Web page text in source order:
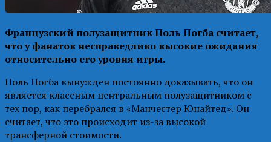
Французский полузащитник Поль Погба считает,
что у фанатов несправедливо высокие ожидания
относительно его уровня игры.
Поль Погба вынужден постоянно доказывать, что он
является классным центральным полузащитником с
тех пор, как перебрался в «Манчестер Юнайтед». Он
считает, что это происходит из-за высокой
трансферной стоимости.